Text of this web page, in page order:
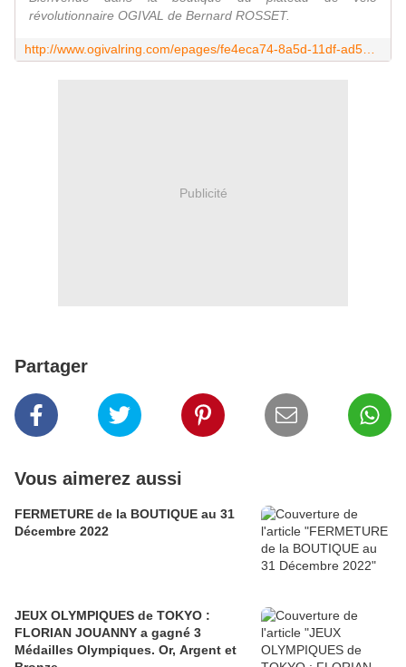
révolutionnaire OGIVAL de Bernard ROSSET.
Publicité
Partager
Vous aimerez aussi
FERMETURE de la BOUTIQUE au 31
Décembre 2022
JEUX OLYMPIQUES de TOKYO :
FLORIAN JOUANNY a gagné 3
Médailles Olympiques. Or, Argent et